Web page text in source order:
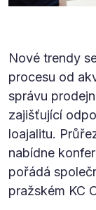
Nové trendy
procesu od
správu
zajišťující
loajalitu.
nabídne
pořádá
pražském KC